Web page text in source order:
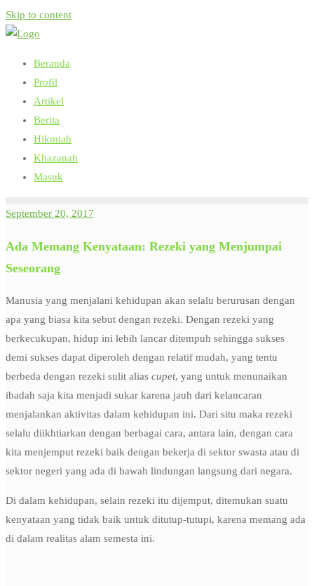
Skip to content
Beranda
Profil
Artikel
Berita
Hikmiah
Khazanah
Masuk
September 20, 2017
Ada Memang Kenyataan: Rezeki yang Menjumpai
Seseorang
Manusia yang menjalani kehidupan akan selalu berurusan dengan
apa yang biasa kita sebut dengan rezeki. Dengan rezeki yang
berkecukupan, hidup ini lebih lancar ditempuh sehingga sukses
demi sukses dapat diperoleh dengan relatif mudah, yang tentu
berbeda dengan rezeki sulit alias cupet, yang untuk menunaikan
ibadah saja kita menjadi sukar karena jauh dari kelancaran
menjalankan aktivitas dalam kehidupan ini. Dari situ maka rezeki
selalu diikhtiarkan dengan berbagai cara, antara lain, dengan cara
kita menjemput rezeki baik dengan bekerja di sektor swasta atau di
sektor negeri yang ada di bawah lindungan langsung dari negara.
Di dalam kehidupan, selain rezeki itu dijemput, ditemukan suatu
kenyataan yang tidak baik untuk ditutup-tutupi, karena memang ada
di dalam realitas alam semesta ini.